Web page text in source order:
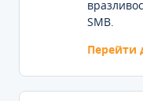
SMB.
Перейти